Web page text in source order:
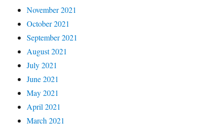
November 2021
October 2021
September 2021
August 2021
July 2021
June 2021
May 2021
April 2021
March 2021